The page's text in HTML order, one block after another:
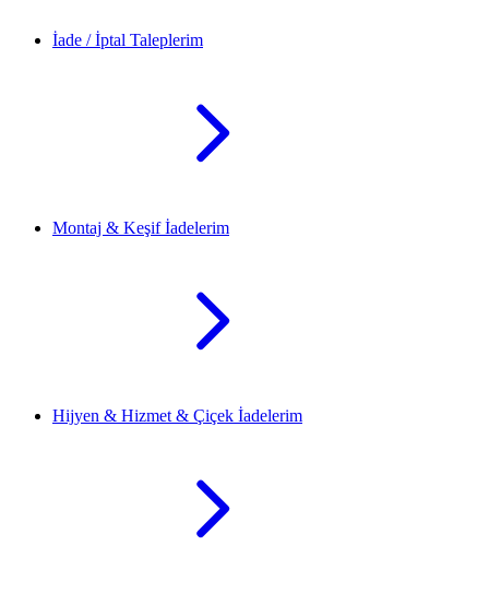
İade / İptal Taleplerim
Montaj & Keşif İadelerim
Hijyen & Hizmet & Çiçek İadelerim